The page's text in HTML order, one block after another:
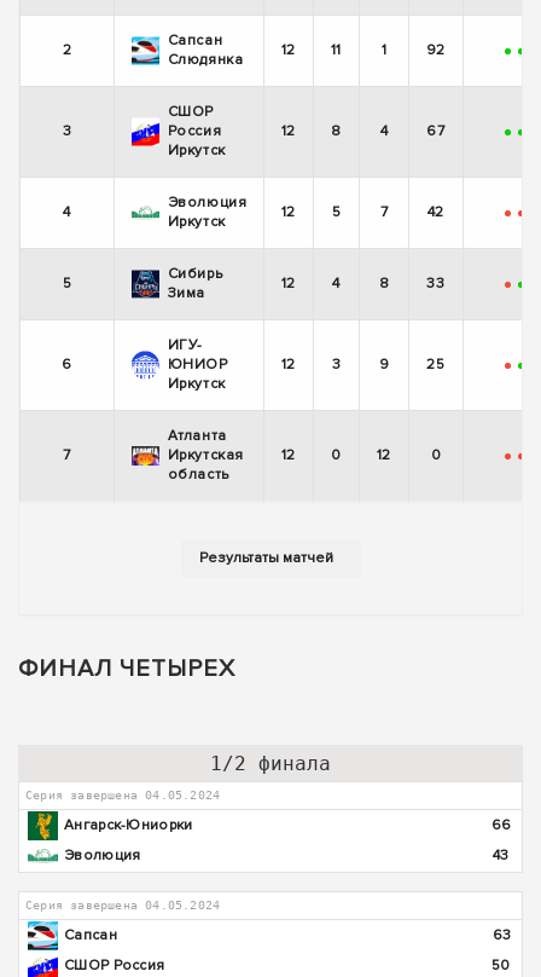
2
Сапсан
Слюдянка
12 11 1 92 + +
3
СШОР
Россия
Иркутск
12 8 4 67 + +
4
Эволюция
Иркутск
12 5 7 42 - -
5
Сибирь
Зима
12 4 8 33 - +
6
ИГУ-
ЮНИОР
Иркутск
12 3 9 25 - +
7
Атланта
Иркутская
область
12 0 12 0 - -
ФИНАЛ ЧЕТЫРЕХ
1/2 финала
Серия завершена 04.05.2024
Ангарск-Юниорки
66
Эволюция
43
Серия завершена 04.05.2024
Сапсан
63
СШОР Россия
50